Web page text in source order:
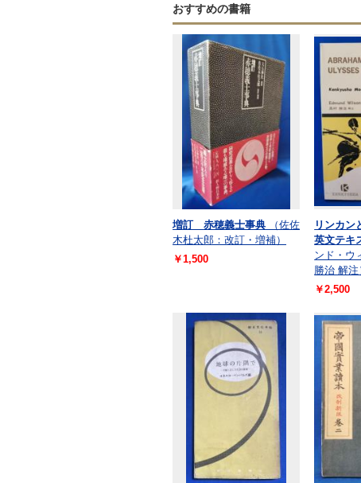
おすすめの書籍
増訂 赤穂義士事典
（佐佐
木杜太郎：改訂・増補）
￥1,500
リンカン
英文テキ
ンド・ウ
勝治 解注
￥2,500